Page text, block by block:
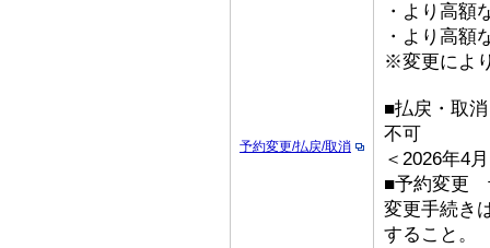
予約変更/払戻/取消
・より高額
・より高額
※変更によ
■払戻・取
不可
＜2026年4
■予約変更
変更手続き
すること。